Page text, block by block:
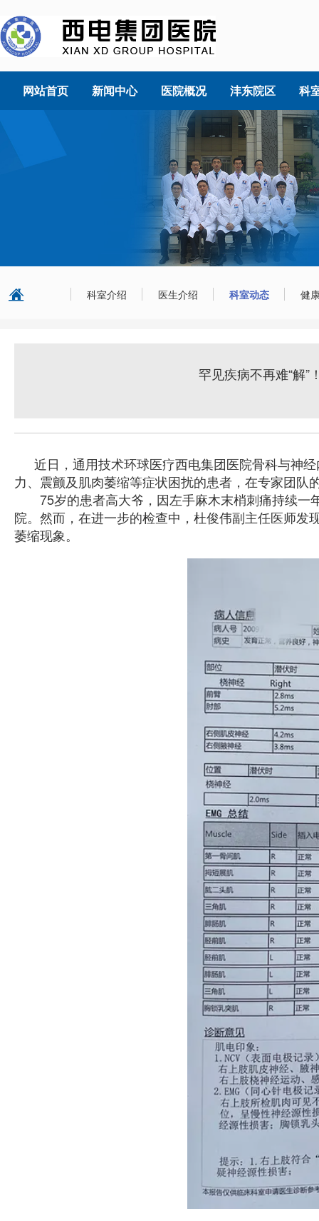
网站首页 新闻中心 医院概况 沣东院区 科
科室介绍 医生介绍 科室动态 健
罕见疾病不再难“解
近日，通用技术环球医疗西电集团医院骨科与神
力、震颤及肌肉萎缩等症状困扰的患者，在专家团队
75岁的患者高大爷，因左手麻木末梢刺痛持续一
院。然而，在进一步的检查中，杜俊伟副主任医师
萎缩现象。